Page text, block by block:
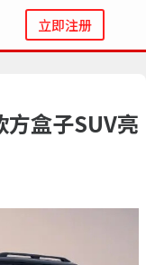
立即注册
盒子SUV亮